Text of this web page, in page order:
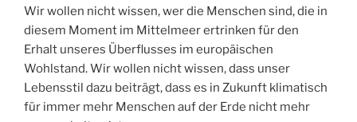
Wir wollen nicht wissen, wer die Menschen sind, die in
diesem Moment im Mittelmeer ertrinken für den
Erhalt unseres Überflusses im europäischen
Wohlstand. Wir wollen nicht wissen, dass unser
Lebensstil dazu beiträgt, dass es in Zukunft klimatisch
für immer mehr Menschen auf der Erde nicht mehr